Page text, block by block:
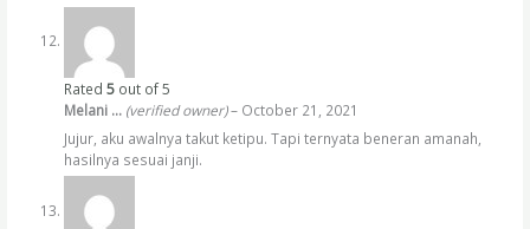
Rated 5out of 5
Melani … (verified owner) – October 21, 2021
Jujur, aku awalnya takut ketipu. Tapi ternyata beneran amanah,
hasilnya sesuai janji.